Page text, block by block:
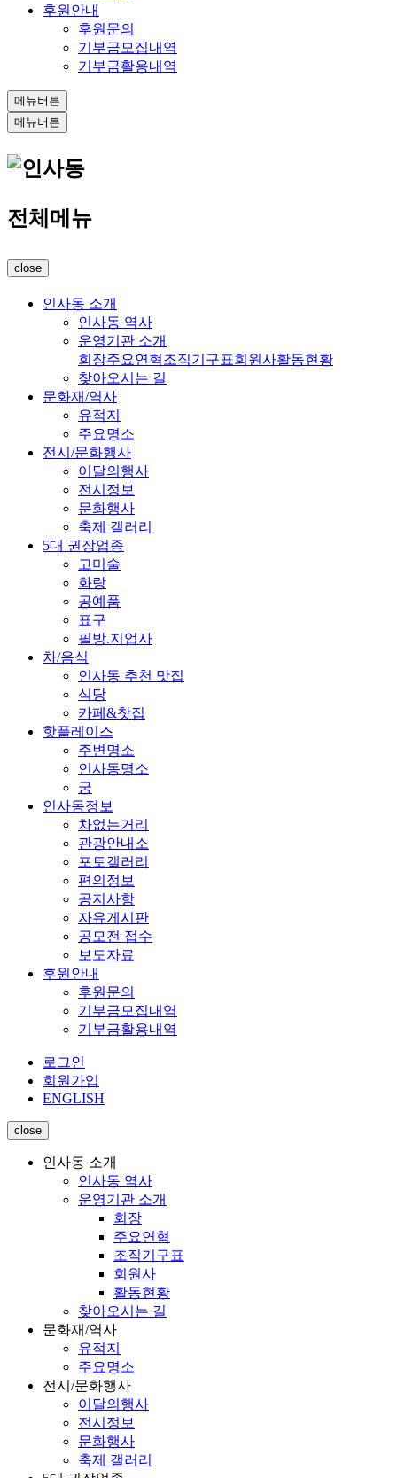
후원안내
후원문의
기부금모집내역
기부금활용내역
메뉴버튼
메뉴버튼
전체메뉴
close
인사동 소개
인사동 역사
운영기관 소개
회장주요연혁조직기구표회원사활동현황
찾아오시는 길
문화재/역사
유적지
주요명소
전시/문화행사
이달의행사
전시정보
문화행사
축제 갤러리
5대 권장업종
고미술
화랑
공예품
표구
필방.지업사
차/음식
인사동 추천 맛집
식당
카페&찻집
핫플레이스
주변명소
인사동명소
궁
인사동정보
차없는거리
관광안내소
포토갤러리
편의정보
공지사항
자유게시판
공모전 접수
보도자료
후원안내
후원문의
기부금모집내역
기부금활용내역
로그인
회원가입
ENGLISH
close
인사동 소개
인사동 역사
운영기관 소개
회장
주요연혁
조직기구표
회원사
활동현황
찾아오시는 길
문화재/역사
유적지
주요명소
전시/문화행사
이달의행사
전시정보
문화행사
축제 갤러리